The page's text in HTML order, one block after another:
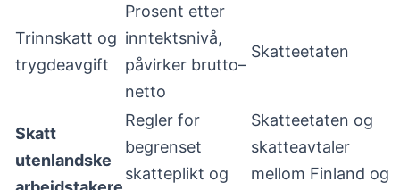
Trinnskatt og
trygdeavgift
Prosent etter
inntektsnivå,
påvirker brutto–
netto
Skatteetaten
Skatt
utenlandske
Regler for
begrenset
skatteplikt og
Skatteetaten og
skatteavtaler
mellom Finland og